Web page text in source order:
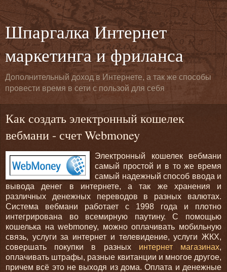
Шпаргалка Интернет
маркетинга и фриланса
Дополнительный доход в Интернете, а так же способы
провести время в сети с пользой для себя
Как создать электронный кошелек
вебмани - счет Webmoney
Электронный кошелек вебмани
самый простой и в то же время
самый надежный способ ввода и
вывода денег в интернете, а так же хранения и
различных денежных переводов в разных валютах.
Система вебмани работает с 1998 года и плотно
интегрирована во всемирную паутину. С помощью
кошелька на webmoney, можно оплачивать мобильную
связь, услуги за интернет и телевидение, услуги ЖКХ,
совершать покупки в разных интернет магазинах,
оплачивать штрафы, разные квитанции и многое другое,
причем всё это не выходя из дома. Оплата и денежные